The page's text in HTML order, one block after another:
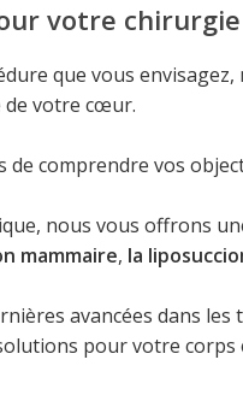
votre
que vous
de votre cœur.
de comprendre vos
nous vous offrons
mammaire, la
avancées dans
pour votre corps